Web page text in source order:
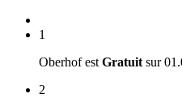
1
Oberhof est Gratuit sur
2